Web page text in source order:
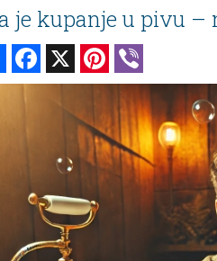
je kupanje u pivu
Share Facebook Pinterest